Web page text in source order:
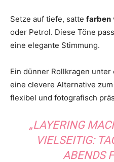
Setze auf tiefe, satte farben
oder Petrol. Diese Töne
eine elegante Stimmung.
Ein dünner Rollkragen
eine clevere Alternative
flexibel und fotografisch
„LAYERING
VIELSEITIG:
ABENDS